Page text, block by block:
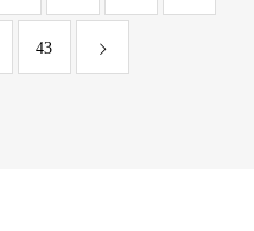
43